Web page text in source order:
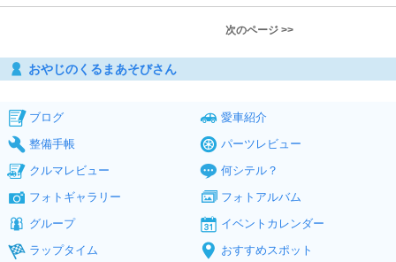
次のページ >>
おやじのくるまあそびさん
ブログ
愛車紹介
整備手帳
パーツレビュー
クルマレビュー
何シテル？
フォトギャラリー
フォトアルバム
グループ
イベントカレンダー
ラップタイム
おすすめスポット